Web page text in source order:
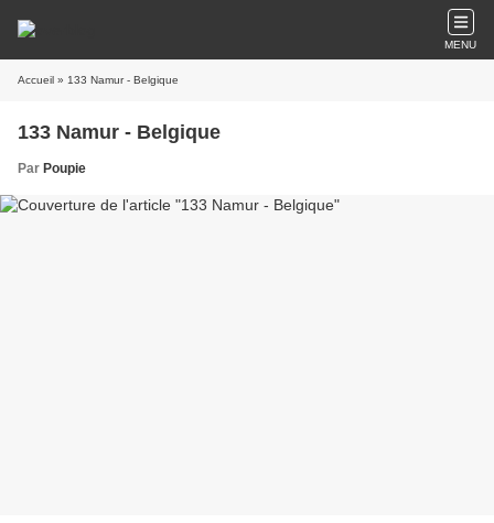
MENU
Accueil » 133 Namur - Belgique
133 Namur - Belgique
Par Poupie